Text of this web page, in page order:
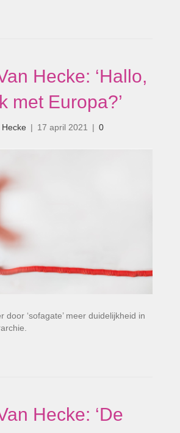
Hecke: ‘Hallo,
met Europa?’
Hecke | 17 april 2021 | 0
door ‘sofagate’ meer duidelijkheid in
Hecke: ‘De